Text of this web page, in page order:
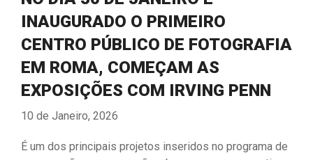
INAUGURADO O PRIMEIRO
CENTRO PÚBLICO DE FOTOGRAFIA
EM ROMA, COMEÇAM AS
EXPOSIÇÕES COM IRVING PENN
10 de Janeiro, 2026
É um dos principais projetos inseridos no programa de